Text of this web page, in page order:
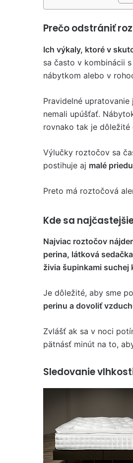
Prečo odstrániť
Ich výkaly, ktoré v
sa často v kombinácii
nábytkom alebo v
Pravidelné
nemali upúšťať.
rovnako tak je dôležité
Výlučky roztočov sa
postihuje aj malé
Preto má roztočová
Kde sa
Najviac roztočov
perina, látková
živia šupinkami suchej
Je dôležité, aby sme
perinu a dovoliť
Zvlášť ak sa v noci
pätnásť minút na to,
Sledovanie